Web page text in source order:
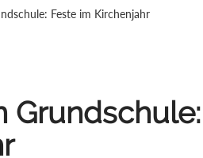
Feste im Kirchenjahr
Grundschule: